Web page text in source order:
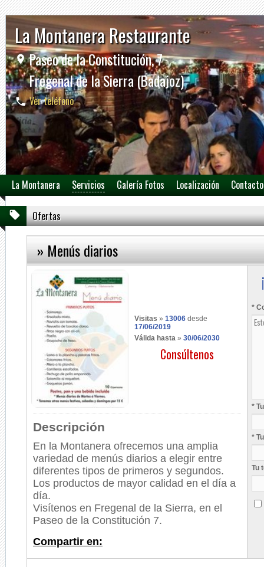
La Montanera Restaurante
Paseo de la Constitución, 7
Fregenal de la Sierra (Badajoz)
Ver teléfono
La Montanera Servicios Galería Fotos Localización
Ofertas
» Menús diarios
Visitas » 13006 desde
17/06/2019
Válida hasta » 30/06/2030
Consúltenos
Descripción
En la Montanera ofrecemos una amplia
variedad de menús diarios a elegir entre
diferentes tipos de primeros y segundos.
Los productos de mayor calidad en el día a
día.
Visítenos en Fregenal de la Sierra, en el
Paseo de la Constitución 7.
Compartir en:
*
*
*
Tu